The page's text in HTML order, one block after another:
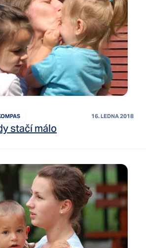
16. LEDNA 2018
stačí málo